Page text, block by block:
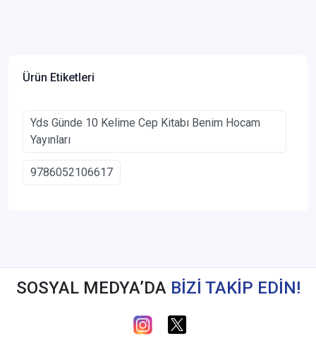
Ürün Etiketleri
Yds Günde 10 Kelime Cep Kitabı Benim Hocam
Yayınları
9786052106617
SOSYAL MEDYA’DA BİZİ TAKİP EDİN!